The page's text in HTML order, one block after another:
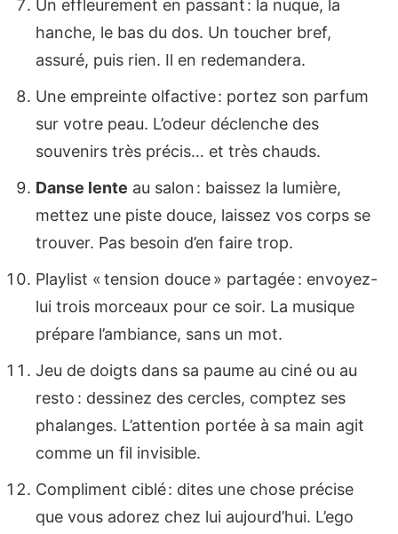
Un effleurement en passant : la nuque, la
hanche, le bas du dos. Un toucher bref,
assuré, puis rien. Il en redemandera.
Une empreinte olfactive : portez son parfum
sur votre peau. L’odeur déclenche des
souvenirs très précis… et très chauds.
Danse lente au salon : baissez la lumière,
mettez une piste douce, laissez vos corps se
trouver. Pas besoin d’en faire trop.
Playlist « tension douce » partagée : envoyez-
lui trois morceaux pour ce soir. La musique
prépare l’ambiance, sans un mot.
Jeu de doigts dans sa paume au ciné ou au
resto : dessinez des cercles, comptez ses
phalanges. L’attention portée à sa main agit
comme un fil invisible.
Compliment ciblé : dites une chose précise
que vous adorez chez lui aujourd’hui. L’ego